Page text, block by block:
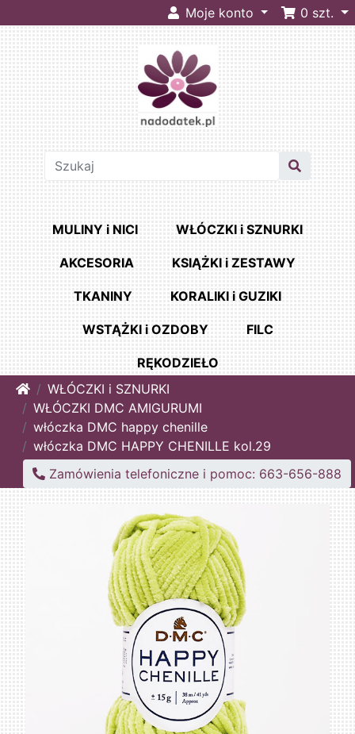
Moje konto 0 szt.
MULINY i NICI WŁÓCZKI i SZNURKI
AKCESORIA KSIĄŻKI i ZESTAWY
TKANINY KORALIKI i GUZIKI
WSTĄŻKI i OZDOBY FILC
RĘKODZIEŁO
HomeWŁÓCZKI i SZNURKI
WŁÓCZKI DMC AMIGURUMI
włóczka DMC happy chenille
włóczka DMC HAPPY CHENILLE kol.29
Zamówienia telefoniczne i pomoc: 663-656-888